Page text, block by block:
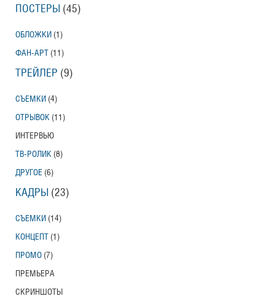
ПОСТЕРЫ (45)
ОБЛОЖКИ (1)
ФАН-АРТ (11)
ТРЕЙЛЕР (9)
СЪЕМКИ (4)
ОТРЫВОК (11)
ИНТЕРВЬЮ
ТВ-РОЛИК (8)
ДРУГОЕ (6)
КАДРЫ (23)
СЪЕМКИ (14)
КОНЦЕПТ (1)
ПРОМО (7)
ПРЕМЬЕРА
СКРИНШОТЫ